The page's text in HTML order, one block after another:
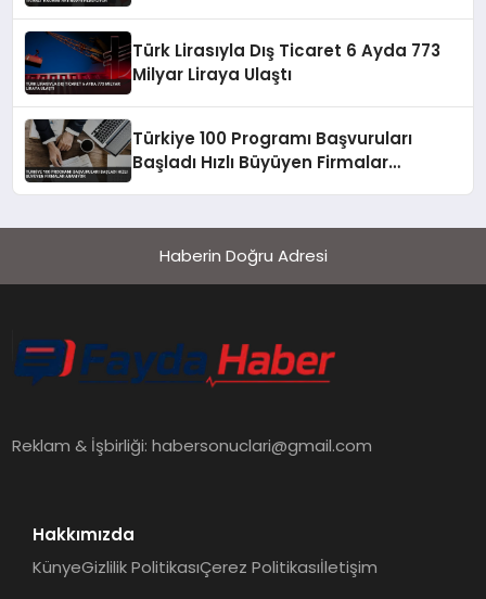
Türk Lirasıyla Dış Ticaret 6 Ayda 773
Milyar Liraya Ulaştı
Türkiye 100 Programı Başvuruları
Başladı Hızlı Büyüyen Firmalar
Haberin Doğru Adresi
Reklam & İşbirliği:habersonuclari@gmail.com
Hakkımızda
KünyeGizlilik PolitikasıÇerez Politikasıİletişim